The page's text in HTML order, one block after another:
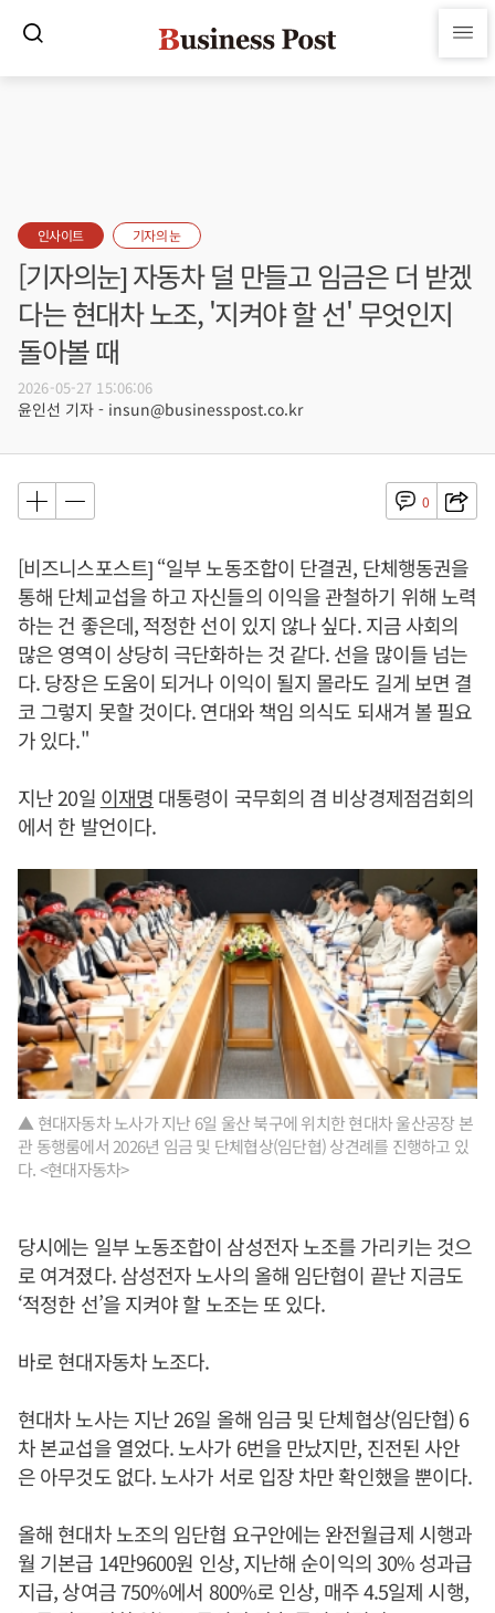
인사이트 기자의 눈
[기자의눈] 자동차 덜 만들고 임금은 더 받겠
다는 현대차 노조, '지켜야 할 선' 무엇인지
돌아볼 때
2026-05-27 15:06:06
윤인선 기자 - insun@businesspost.co.kr
0
[비즈니스포스트] “일부 노동조합이 단결권, 단체행동권을
통해 단체교섭을 하고 자신들의 이익을 관철하기 위해 노력
하는 건 좋은데, 적정한 선이 있지 않나 싶다. 지금 사회의
많은 영역이 상당히 극단화하는 것 같다. 선을 많이들 넘는
다. 당장은 도움이 되거나 이익이 될지 몰라도 길게 보면 결
코 그렇지 못할 것이다. 연대와 책임 의식도 되새겨 볼 필요
가 있다."
지난 20일 이재명 대통령이 국무회의 겸 비상경제점검회의
에서 한 발언이다.
▲ 현대자동차 노사가 지난 6일 울산 북구에 위치한 현대차 울산공장 본
관 동행룸에서 2026년 임금 및 단체협상(임단협) 상견례를 진행하고 있
다. <현대자동차>
당시에는 일부 노동조합이 삼성전자 노조를 가리키는 것으
로 여겨졌다. 삼성전자 노사의 올해 임단협이 끝난 지금도
‘적정한 선’을 지켜야 할 노조는 또 있다.
바로 현대자동차 노조다.
현대차 노사는 지난 26일 올해 임금 및 단체협상(임단협) 6
차 본교섭을 열었다. 노사가 6번을 만났지만, 진전된 사안
은 아무것도 없다. 노사가 서로 입장 차만 확인했을 뿐이다.
올해 현대차 노조의 임단협 요구안에는 완전월급제 시행과
월 기본급 14만9600원 인상, 지난해 순이익의 30% 성과급
지급, 상여금 750%에서 800%로 인상, 매주 4.5일제 시행,